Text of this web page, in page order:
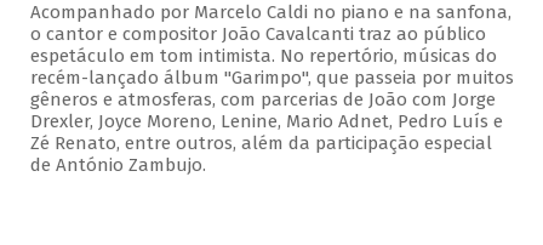
Acompanhado por Marcelo Caldi no piano e na sanfona,
o cantor e compositor João Cavalcanti traz ao público
espetáculo em tom intimista. No repertório, músicas do
recém-lançado álbum "Garimpo", que passeia por muitos
gêneros e atmosferas, com parcerias de João com Jorge
Drexler, Joyce Moreno, Lenine, Mario Adnet, Pedro Luís e
Zé Renato, entre outros, além da participação especial
de António Zambujo.